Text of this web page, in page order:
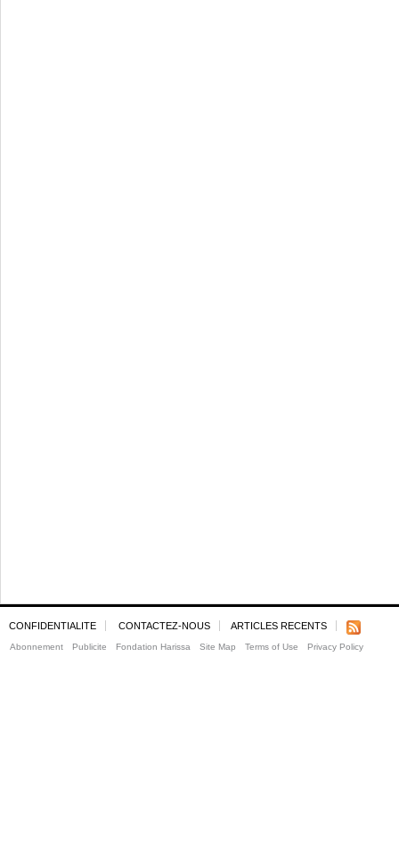
CONFIDENTIALITE CONTACTEZ-NOUS ARTICLES RECENTS
Abonnement Publicite Fondation Harissa Site Map Terms of Use Privacy Policy